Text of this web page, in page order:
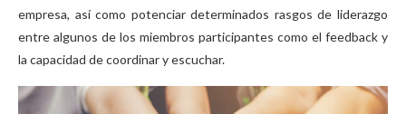
empresa, así como potenciar determinados rasgos de liderazgo
entre algunos de los miembros participantes como el feedback y
la capacidad de coordinar y escuchar.